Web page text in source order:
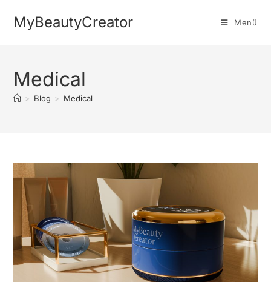
MyBeautyCreator Menü
Medical
> Blog > Medical